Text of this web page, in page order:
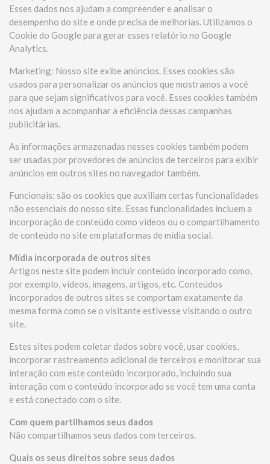
Esses dados nos ajudam a compreender e analisar o
desempenho do site e onde precisa de melhorias. Utilizamos o
Cookie do Google para gerar esses relatório no Google
Analytics.
Marketing: Nosso site exibe anúncios. Esses cookies são
usados ​​para personalizar os anúncios que mostramos a você
para que sejam significativos para você. Esses cookies também
nos ajudam a acompanhar a eficiência dessas campanhas
publicitárias.
As informações armazenadas nesses cookies também podem
ser usadas por provedores de anúncios de terceiros para exibir
anúncios em outros sites no navegador também.
Funcionais: são os cookies que auxiliam certas funcionalidades
não essenciais do nosso site. Essas funcionalidades incluem a
incorporação de conteúdo como vídeos ou o compartilhamento
de conteúdo no site em plataformas de mídia social.
Mídia incorporada de outros sites
Artigos neste site podem incluir conteúdo incorporado como,
por exemplo, vídeos, imagens, artigos, etc. Conteúdos
incorporados de outros sites se comportam exatamente da
mesma forma como se o visitante estivesse visitando o outro
site.
Estes sites podem coletar dados sobre você, usar cookies,
incorporar rastreamento adicional de terceiros e monitorar sua
interação com este conteúdo incorporado, incluindo sua
interação com o conteúdo incorporado se você tem uma conta
e está conectado com o site.
Com quem partilhamos seus dados
Não compartilhamos seus dados com terceiros.
Quais os seus direitos sobre seus dados